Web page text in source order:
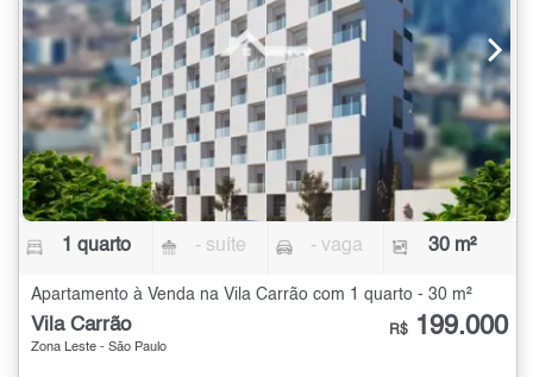
1 quarto - suíte - vaga 30 m²
Apartamento à Venda na Vila Carrão com 1 quarto - 30 m²
Vila Carrão
Zona Leste - São Paulo
R$ 199.000